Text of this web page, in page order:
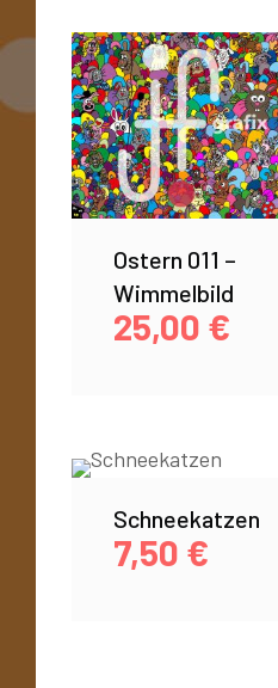
Ostern 011 –
Wimmelbild
25,00 €
Schneekatzen
7,50 €